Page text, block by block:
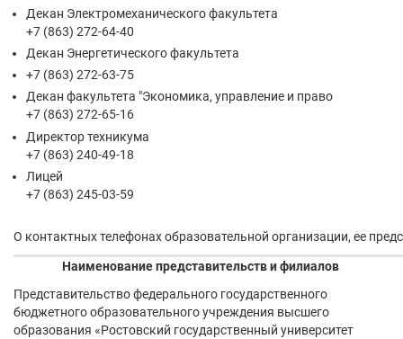
Декан Электромеханического факультета
+7 (863) 272-64-40
Декан Энергетического факультета
+7 (863) 272-63-75
Декан факультета "Экономика, управление и право
+7 (863) 272-65-16
Директор техникума
+7 (863) 240-49-18
Лицей
+7 (863) 245-03-59
О контактных телефонах образовательной организации, ее
Наименование представительств и филиалов
Представительство федерального государственного
бюджетного образовательного учреждения высшего
образования «Ростовский государственный университет